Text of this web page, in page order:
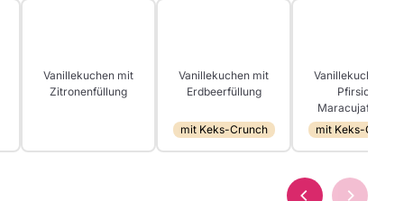
Vanillekuchen mit
Zitronenfüllung
Vanillekuchen mit
Erdbeerfüllung
mit Keks-Crunch
Vanillekuchen mit
Pfirsich-
Maracujafüllung
mit Keks-Crunch